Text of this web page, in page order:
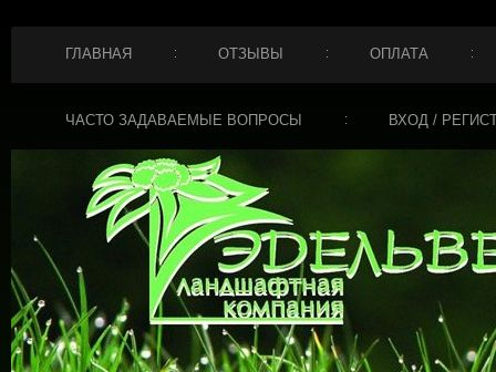
ГЛАВНАЯ ОТЗЫВЫ ОПЛАТА
ЧАСТО ЗАДАВАЕМЫЕ ВОПРОСЫ ВХОД /